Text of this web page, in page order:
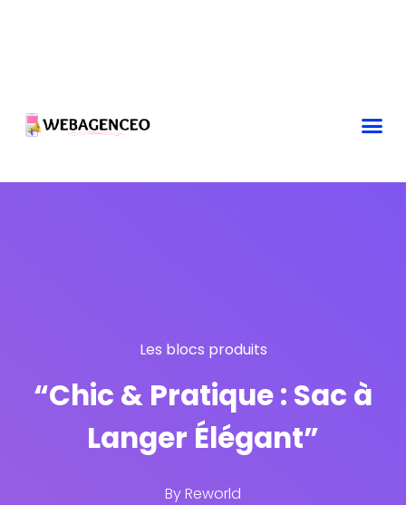
Les blocs produits
“Chic & Pratique : Sac à
Langer Élégant”
ByReworld